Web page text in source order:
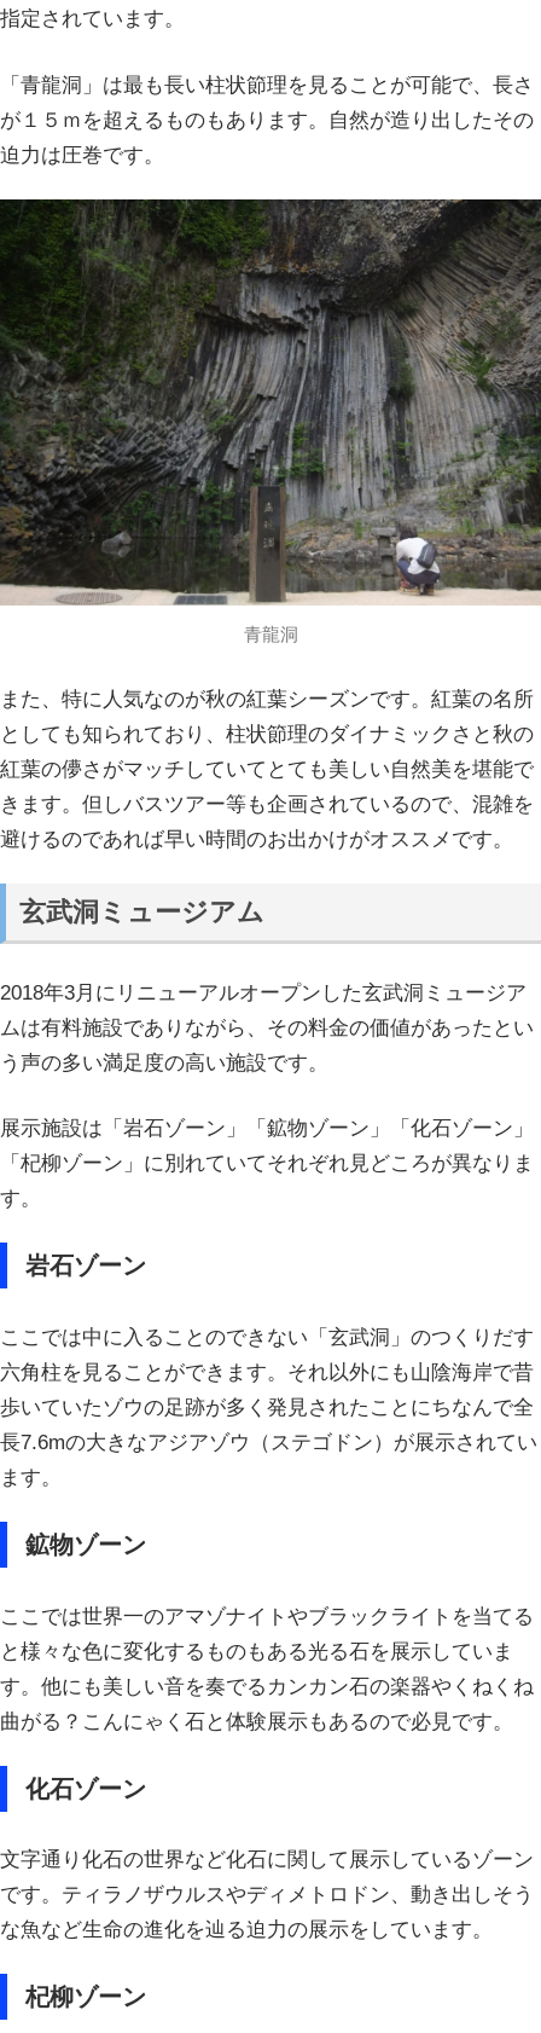
指定されています。
「青龍洞」は最も長い柱状節理を見ることが可能で、長さ
が１５ｍを超えるものもあります。自然が造り出したその
迫力は圧巻です。
青龍洞
また、特に人気なのが秋の紅葉シーズンです。紅葉の名所
としても知られており、柱状節理のダイナミックさと秋の
紅葉の儚さがマッチしていてとても美しい自然美を堪能で
きます。但しバスツアー等も企画されているので、混雑を
避けるのであれば早い時間のお出かけがオススメです。
玄武洞ミュージアム
2018年3月にリニューアルオープンした玄武洞ミュージア
ムは有料施設でありながら、その料金の価値があったとい
う声の多い満足度の高い施設です。
展示施設は「岩石ゾーン」「鉱物ゾーン」「化石ゾーン」
「杞柳ゾーン」に別れていてそれぞれ見どころが異なりま
す。
岩石ゾーン
ここでは中に入ることのできない「玄武洞」のつくりだす
六角柱を見ることができます。それ以外にも山陰海岸で昔
歩いていたゾウの足跡が多く発見されたことにちなんで全
長7.6mの大きなアジアゾウ（ステゴドン）が展示されてい
ます。
鉱物ゾーン
ここでは世界一のアマゾナイトやブラックライトを当てる
と様々な色に変化するものもある光る石を展示していま
す。他にも美しい音を奏でるカンカン石の楽器やくねくね
曲がる？こんにゃく石と体験展示もあるので必見です。
化石ゾーン
文字通り化石の世界など化石に関して展示しているゾーン
です。ティラノザウルスやディメトロドン、動き出しそう
な魚など生命の進化を辿る迫力の展示をしています。
杞柳ゾーン